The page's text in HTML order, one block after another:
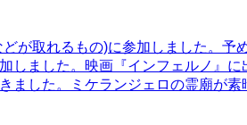
が取れるもの)に参加しました。予
ました。映画『インフェルノ』
した。ミケランジェロの霊廟が